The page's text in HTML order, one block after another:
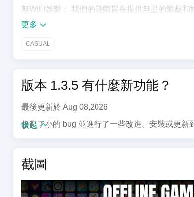
無WiFi娛樂： 我們的遊戲旨在提供無盡的樂趣和
到有趣和參與。
高爾夫和紙牌接龍： 我們不僅提供經典的紙牌接
方塊爆破： 我們最受歡迎的功能之一，方塊爆破
高品質圖形的離線娛樂：
體驗驚人的圖形和流暢的動畫，使每個拼圖栩栩
更多
CASUAL
版本 1.3.5 有什麼新功能？
最後更新於 Aug 08,2026
修復了小的 bug 並進行了一些改進。安裝或更新
收起
截圖